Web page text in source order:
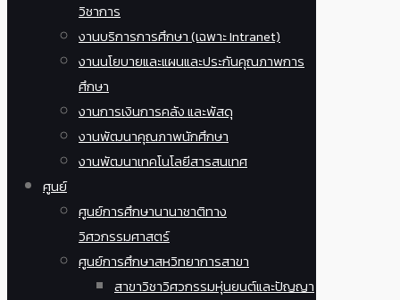
วิชาการ
งานบริการการศึกษา (เฉพาะ Intranet)
งานนโยบายและแผนและประกันคุณภาพการ
ศึกษา
งานการเงินการคลัง และพัสดุ
งานพัฒนาคุณภาพนักศึกษา
งานพัฒนาเทคโนโลยีสารสนเทศ
ศูนย์
ศูนย์การศึกษานานาชาติทาง
วิศวกรรมศาสตร์
ศูนย์การศึกษาสหวิทยาการสาขา
สาขาวิชาวิศวกรรมหุ่นยนต์และปัญญา